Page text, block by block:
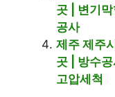
곳 | 변기
공사
제주 제주
곳 | 방수
고압세척